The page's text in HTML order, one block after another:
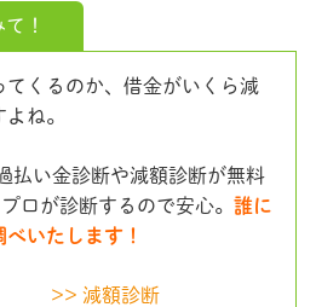
！
くるのか、借金がいくら減
ね。
払い金診断や減額診断が無料
ロが診断するので安心。 誰に
いたします！
>> 減額診断